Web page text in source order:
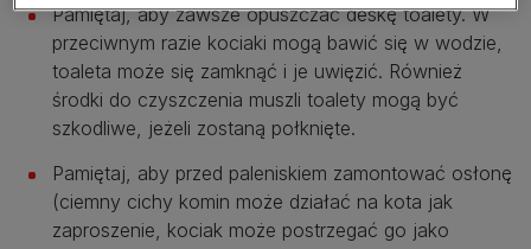
Pamiętaj, aby zawsze opuszczać deskę toalety. W
przeciwnym razie kociaki mogą bawić się w wodzie,
toaleta może się zamknąć i je uwięzić. Również
środki do czyszczenia muszli toalety mogą być
szkodliwe, jeżeli zostaną połknięte.
Pamiętaj, aby przed paleniskiem zamontować osłonę
(ciemny cichy komin może działać na kota jak
zaproszenie, kociak może postrzegać go jako